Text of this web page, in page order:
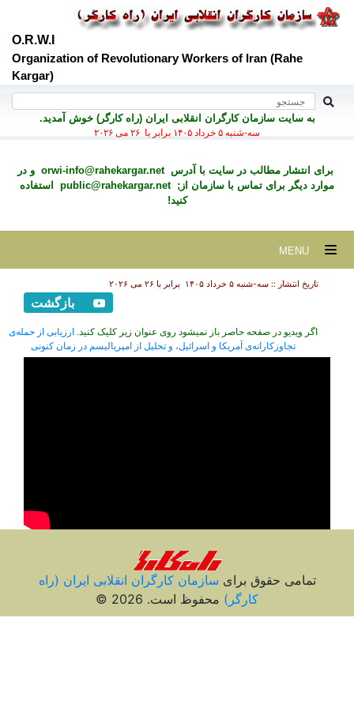
O.R.W.I
Organization of Revolutionary Workers of Iran (Rahe
Kargar)
به سايت سازمان کارگران انقلابی ايران (راه کارگر) خوش آمديد.
سه-شنبه ۵ خرداد ۱۴۰۵ برابر با ۲۶ می ۲۰۲۶
برای انتشار مطالب در سايت با آدرسorwi-info@rahekargar.net و در
موارد ديگر برای تماس با سازمان از;public@rahekargar.net
استفاده
کنید!
تاریخ انتشار :: سه-شنبه ۵ خرداد ۱۴۰۵ برابر با ۲۶ می ۲۰۲۶
بازگشت
اگر ویدیو در صفحه حاصر باز نمیشود روی عنوان زیر کلیک کنید. ارزیابی از حمله‌ی
تجاوزکارانه‌ی آمریکا و اسرائیل، و تحلیل از امپریالیسم در زمان کنونی
تمامی حقوق برای سازمان کارگران انقلابی ايران (راه
کارگر) محفوظ است. 2026 ©